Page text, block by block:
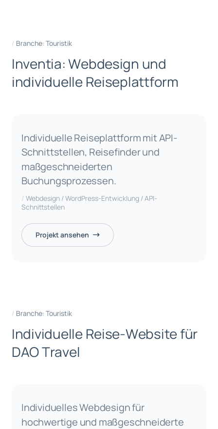
Branche: Touristik
Inventia:Webdesign und
individuelle Reiseplattform
Individuelle Reiseplattform mit API-
Schnittstellen, Reisefinder und
maßgeschneiderten
Buchungsprozessen.
Webdesign / WordPress-Entwicklung / API-
Schnittstellen
Projekt ansehen
Branche: Touristik
Individuelle Reise-Websitefür
DAOTravel
Individuelles Webdesign für
hochwertige und maßgeschneiderte